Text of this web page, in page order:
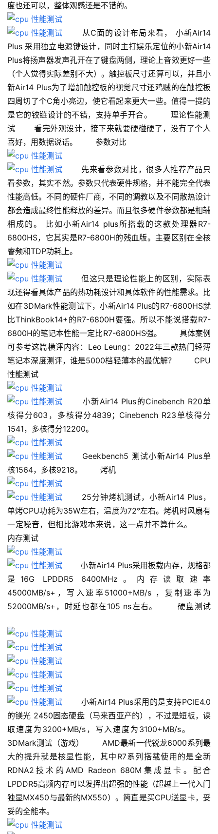
度也还可以，整体观感还是不错的。
从C面的设计布局来看， 小新Air14
Plus 采用独立电源键设计，同时主打娱乐定位的小新Air14
Plus将扬声器发声孔开在了键盘两侧，理论上音效更好一些
（个人觉得实际差别不大）。触控板尺寸还算可以，并且小
新Air14 Plus为了增加触控板的视觉尺寸还鸡贼的在触控板
四周切了个C角小亮边，使它看起来更大一些。值得一提的
是它的铰链设计的不错，支持单手开合。 　　理论性能测
试 　　看完外观设计，接下来就要硬碰硬了，没有了个人
喜好，用数据说话。 　　参数对比
先来看参数对比，很多人推荐产品只
看参数，其实不然。参数只代表硬件规格，并不能完全代表
性能高低。不同的硬件厂商，不同的调教以及不同散热设计
都会造成最终性能释放的差异。而且很多硬件参数都是相辅
相成的。 比如小新Air14 plus所搭载的这款处理器R7-
6800HS，它其实是R7-6800H的残血版。主要区别在全核
睿频和TDP功耗上。
但这只是理论性能上的区别，实际表
现还得看具体产品的热功耗设计和具体软件的性能需求。比
如在3DMark性能测试下，小新Air14 Plus的R7-6800HS就
比ThinkBook14+的R7-6800H要强。所以不能说搭载R7-
6800H的笔记本性能一定比R7-6800HS强。 　　具体案例
可参考这篇横评内容：Leo Leung：2022年三款热门轻薄
笔记本深度测评，谁是5000档轻薄本的最优解？ 　　CPU
性能测试
小新Air14 Plus的Cinebench R20单
核得分603，多核得分4839；Cinebench R23单核得分
1541，多核得分12200。
Geekbench5 测试小新Air14 Plus单
核1564，多核9218。 　　烤机
25分钟烤机测试，小新Air14 Plus，
单烤CPU功耗为35W左右，温度为72°左右。烤机时风扇有
一定噪音，但相比游戏本来说，这一点并不算什么。
内存测试
小新Air14 Plus采用板载内存，规格都
是16G LPDDR5 6400MHz。内存读取速率
45000MB/s+，写入速率51000+MB/s ，复制速率为
52000MB/s+，时延也都在105 ns左右。 　　硬盘测试
小新Air14 Plus采用的是支持PCIE4.0
的镁光 2450固态硬盘（马来西亚产的），不过是短板，读
取速度为3200+MB/s，写入速度为3100+MB/s。
3DMark测试（游戏） 　　AMD最新一代锐龙6000系列最
大的提升就是核显性能，其中R7系列搭载使用的是全新
RDNA2技术的AMD Radeon 680M集成显卡。配合
LPDDR5高频内存可以发挥出超强的性能（超越上一代入门
独显MX450与最新的MX550）。简直是买CPU送显卡，妥
妥的全能本。